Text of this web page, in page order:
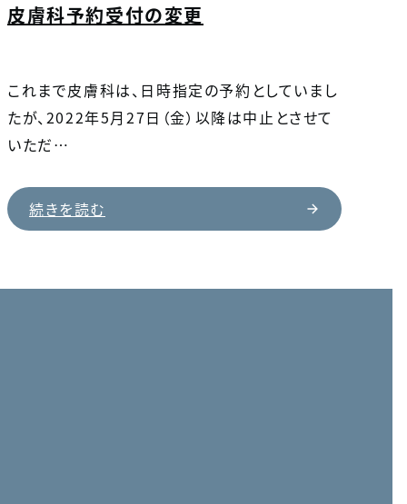
皮膚科予約受付の変更
これまで皮膚科は、日時指定の予約としていまし
たが、2022年5月27日（金）以降は中止とさせて
いただ…
続きを読む